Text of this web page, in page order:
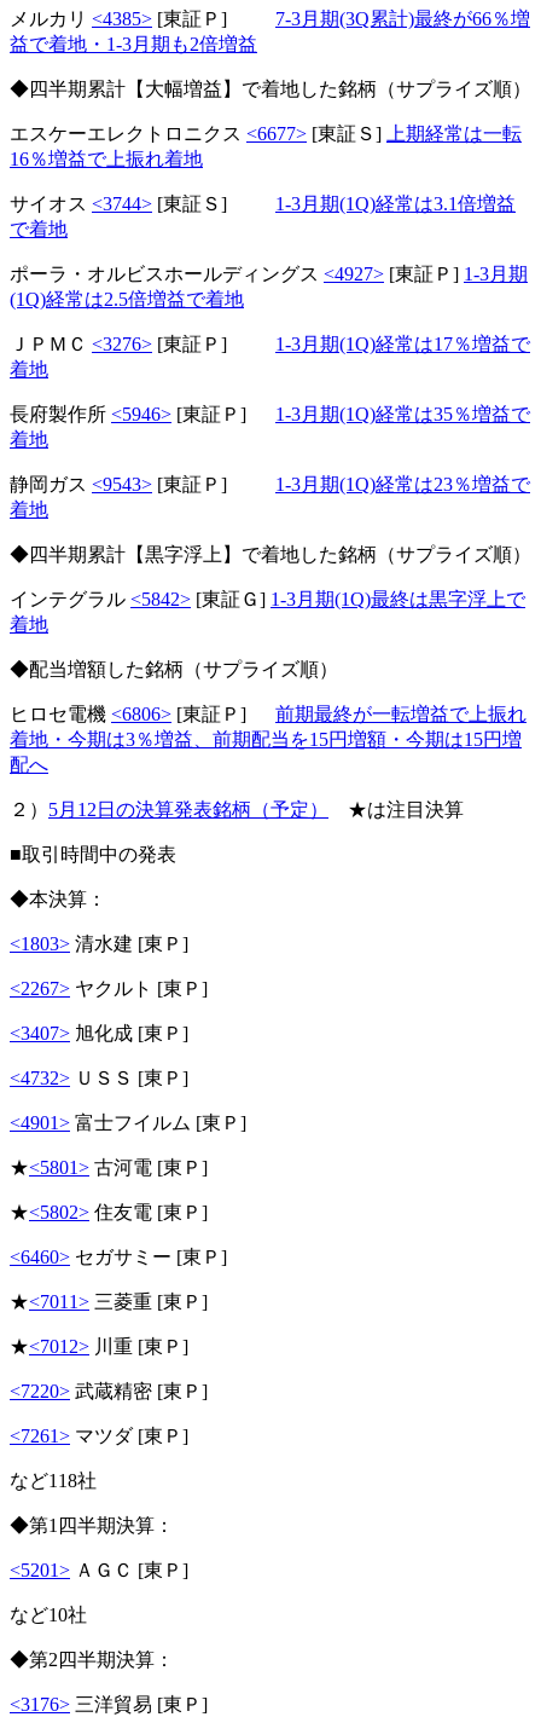
メルカリ <4385> [東証Ｐ] 7-3月期(3Q累計)最終が66％増
益で着地・1-3月期も2倍増益
◆四半期累計【大幅増益】で着地した銘柄（サプライズ順）
エスケーエレクトロニクス <6677> [東証Ｓ]
上期経常は一転
16％増益で上振れ着地
サイオス <3744> [東証Ｓ] 1-3月期(1Q)経常は3.1倍増益
で着地
ポーラ・オルビスホールディングス <4927> [東証Ｐ] 1-3月期
(1Q)経常は2.5倍増益で着地
ＪＰＭＣ <3276> [東証Ｐ] 1-3月期(1Q)経常は17％増益で
着地
長府製作所 <5946> [東証Ｐ] 1-3月期(1Q)経常は35％増益で
着地
静岡ガス <9543> [東証Ｐ] 1-3月期(1Q)経常は23％増益で
着地
◆四半期累計【黒字浮上】で着地した銘柄（サプライズ順）
インテグラル <5842> [東証Ｇ] 1-3月期(1Q)最終は黒字浮上で
着地
◆配当増額した銘柄（サプライズ順）
ヒロセ電機 <6806> [東証Ｐ] 前期最終が一転増益で上振れ
着地・今期は3％増益、前期配当を15円増額・今期は15円増
配へ
２） 5月12日の決算発表銘柄（予定） ★は注目決算
■取引時間中の発表
◆本決算：
<1803> 清水建 [東Ｐ]
<2267> ヤクルト [東Ｐ]
<3407> 旭化成 [東Ｐ]
<4732> ＵＳＳ [東Ｐ]
<4901> 富士フイルム [東Ｐ]
★<5801> 古河電 [東Ｐ]
★<5802> 住友電 [東Ｐ]
<6460> セガサミー [東Ｐ]
★<7011> 三菱重 [東Ｐ]
★<7012> 川重 [東Ｐ]
<7220> 武蔵精密 [東Ｐ]
<7261> マツダ [東Ｐ]
など118社
◆第1四半期決算：
<5201> ＡＧＣ [東Ｐ]
など10社
◆第2四半期決算：
<3176> 三洋貿易 [東Ｐ]